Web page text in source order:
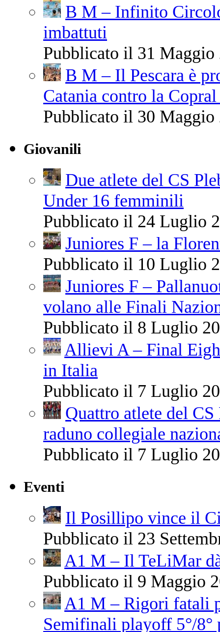
B M – Infinito
imbattuti
Pubblicato il 31 Maggio
B M – Il Pescara è
Catania contro la
Pubblicato il 30 Maggio
Giovanili
Due atlete del CS
Under 16 femminili
Pubblicato il 24 Luglio
Juniores F – la
Pubblicato il 10 Luglio
Juniores F –
volano alle Finali
Pubblicato il 8 Luglio
Allievi A – Final
in Italia
Pubblicato il 7 Luglio
Quattro atlete del
raduno collegiale
Pubblicato il 7 Luglio
Eventi
Il Posillipo vince il
Pubblicato il 23
A1 M – Il TeLiMar
Pubblicato il 9 Maggio
A1 M – Rigori fatali
Semifinali playoff 5°/8°